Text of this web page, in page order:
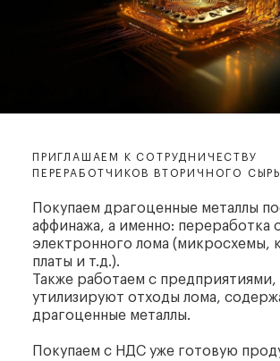
ПРИГЛАШАЕМ К СОТРУДНИЧЕСТВУ
ПЕРЕРАБОТЧИКОВ ВТОРИЧНОГО
Покупаем драгоценные металлы
аффинажа, а именно: переработка
электронного лома (микросхемы,
платы и т.д.).
Также работаем с
утилизируют отходы лома,
драгоценные металлы.
Покупаем с НДС уже готовую